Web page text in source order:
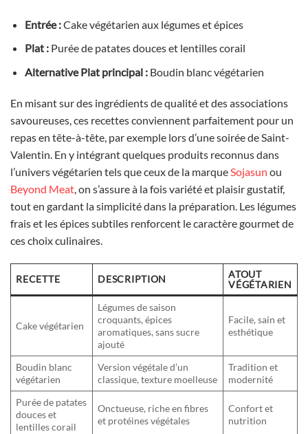
Entrée :Cake végétarien aux légumes et épices
Plat :Purée de patates douces et lentilles corail
Alternative Plat principal :Boudin blanc végétarien
En misant sur des ingrédients de qualité et des associations
savoureuses, ces recettes conviennent parfaitement pour un
repas en tête-à-tête, par exemple lors d’une soirée de Saint-
Valentin. En y intégrant quelques produits reconnus dans
l’univers végétarien tels que ceux de la marqueSojasun ou
Beyond Meat, on s’assure à la fois variété et plaisir gustatif,
tout en gardant la simplicité dans la préparation. Les légumes
frais et les épices subtiles renforcent le caractère gourmet de
ces choix culinaires.
RECETTE DESCRIPTION
ATOUT
VÉGÉTARIEN
Cake végétarien
Légumes de saison
croquants, épices
aromatiques, sans sucre
ajouté
Facile, sain et
esthétique
Boudin blanc
végétarien
Version végétale d’un
classique, texture moelleuse
Tradition et
modernité
Purée de patates
douces et
lentilles corail
Onctueuse, riche en fibres
et protéines végétales
Confort et
nutrition